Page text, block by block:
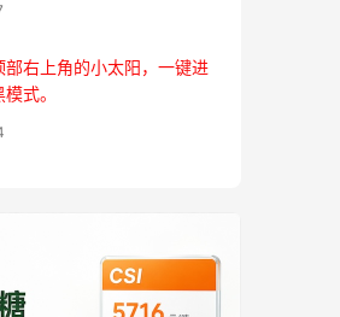
部右上角的小太阳，一键进
式。